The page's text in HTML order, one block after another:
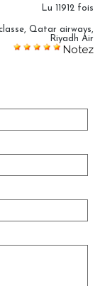
Lu 11912 fois
Qatar airways
Riyadh Air
Notez